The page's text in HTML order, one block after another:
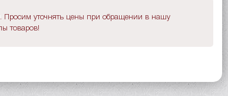
Просим уточнять цены при обращении в нашу
товаров!